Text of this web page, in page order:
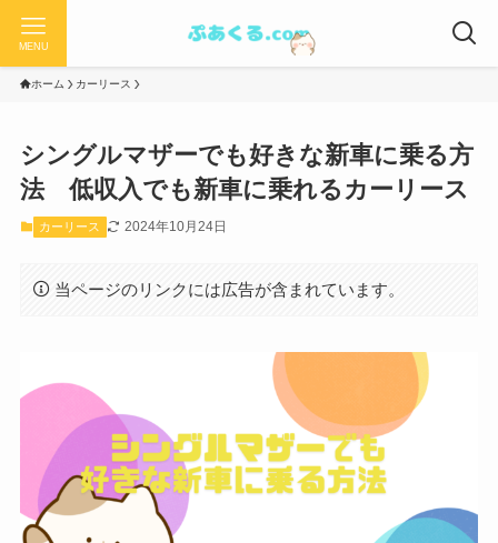
MENU
ホーム カーリース
シングルマザーでも好きな新車に乗る方
法 低収入でも新車に乗れるカーリース
カーリース 2024年10月24日
当ページのリンクには広告が含まれています。